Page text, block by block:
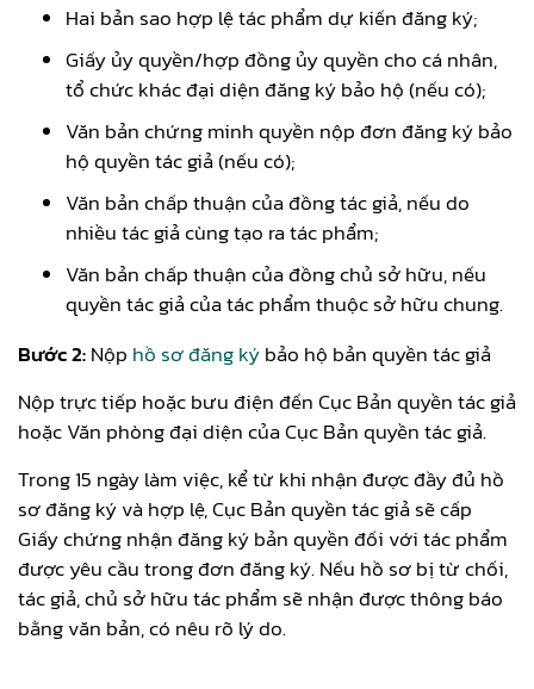
Hai bản sao hợp lệ tác phẩm dự kiến đăng ký;
Giấy ủy quyền/hợp đồng ủy quyền cho cá nhân,
tổ chức khác đại diện đăng ký bảo hộ (nếu có);
Văn bản chứng minh quyền nộp đơn đăng ký bảo
hộ quyền tác giả (nếu có);
Văn bản chấp thuận của đồng tác giả, nếu do
nhiều tác giả cùng tạo ra tác phẩm;
Văn bản chấp thuận của đồng chủ sở hữu, nếu
quyền tác giả của tác phẩm thuộc sở hữu chung.
Bước 2:Nộp hồ sơ đăng kýbảo hộ bản quyền tác giả
Nộp trực tiếp hoặc bưu điện đến Cục Bản quyền tác giả
hoặc Văn phòng đại diện của Cục Bản quyền tác giả.
Trong 15 ngày làm việc, kể từ khi nhận được đầy đủ hồ
sơ đăng ký và hợp lệ, Cục Bản quyền tác giả sẽ cấp
Giấy chứng nhận đăng ký bản quyền đối với tác phẩm
được yêu cầu trong đơn đăng ký. Nếu hồ sơ bị từ chối,
tác giả, chủ sở hữu tác phẩm sẽ nhận được thông báo
bằng văn bản, có nêu rõ lý do.